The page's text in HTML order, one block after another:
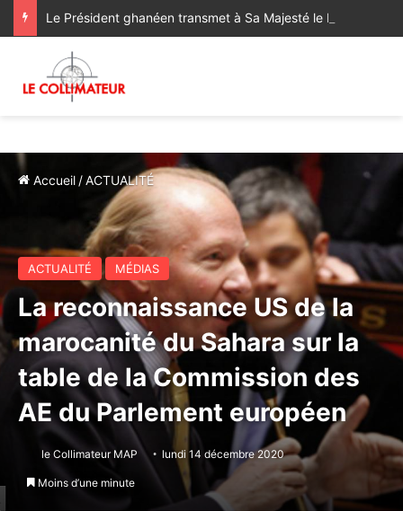
Accueil /ACTUALITÉ
ACTUALITÉ MÉDIAS
La reconnaissance US de la
marocanité du Sahara sur la
table de la Commission des
AE du Parlement européen
le Collimateur MAP lundi 14 décembre 2020
Moins d’une minute